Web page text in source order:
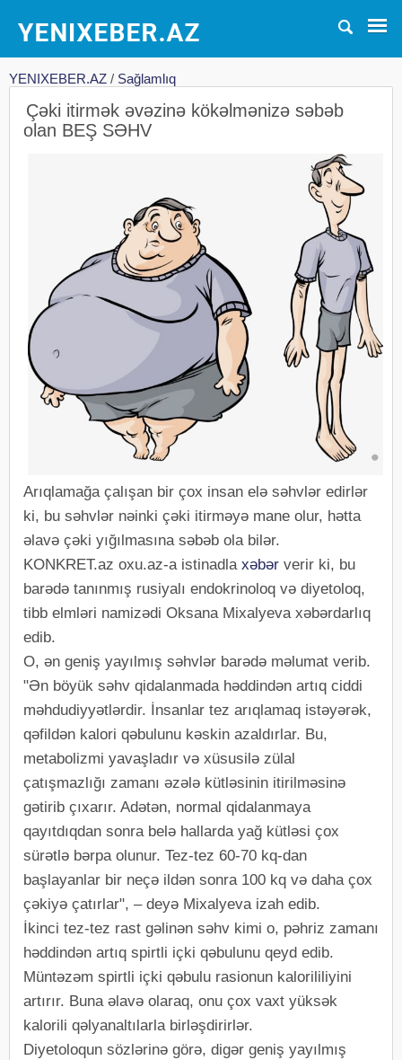
YENIXEBER.AZ / Sağlamlıq
Çəki itirmək əvəzinə kökəlmənizə səbəb
olan BEŞ SƏHV
Arıqlamağa çalışan bir çox insan elə səhvlər edirlər
ki, bu səhvlər nəinki çəki itirməyə mane olur, hətta
əlavə çəki yığılmasına səbəb ola bilər.
KONKRET.az oxu.az-a istinadla xəbər verir ki, bu
barədə tanınmış rusiyalı endokrinoloq və diyetoloq,
tibb elmləri namizədi Oksana Mixalyeva xəbərdarlıq
edib.
O, ən geniş yayılmış səhvlər barədə məlumat verib.
"Ən böyük səhv qidalanmada həddindən artıq ciddi
məhdudiyyətlərdir. İnsanlar tez arıqlamaq istəyərək,
qəfildən kalori qəbulunu kəskin azaldırlar. Bu,
metabolizmi yavaşladır və xüsusilə zülal
çatışmazlığı zamanı əzələ kütləsinin itirilməsinə
gətirib çıxarır. Adətən, normal qidalanmaya
qayıtdıqdan sonra belə hallarda yağ kütləsi çox
sürətlə bərpa olunur. Tez-tez 60-70 kq-dan
başlayanlar bir neçə ildən sonra 100 kq və daha çox
çəkiyə çatırlar", – deyə Mixalyeva izah edib.
İkinci tez-tez rast gəlinən səhv kimi o, pəhriz zamanı
həddindən artıq spirtli içki qəbulunu qeyd edib.
Müntəzəm spirtli içki qəbulu rasionun kalorililiyini
artırır. Buna əlavə olaraq, onu çox vaxt yüksək
kalorili qəlyanaltılarla birləşdirirlər.
Diyetoloqun sözlərinə görə, digər geniş yayılmış